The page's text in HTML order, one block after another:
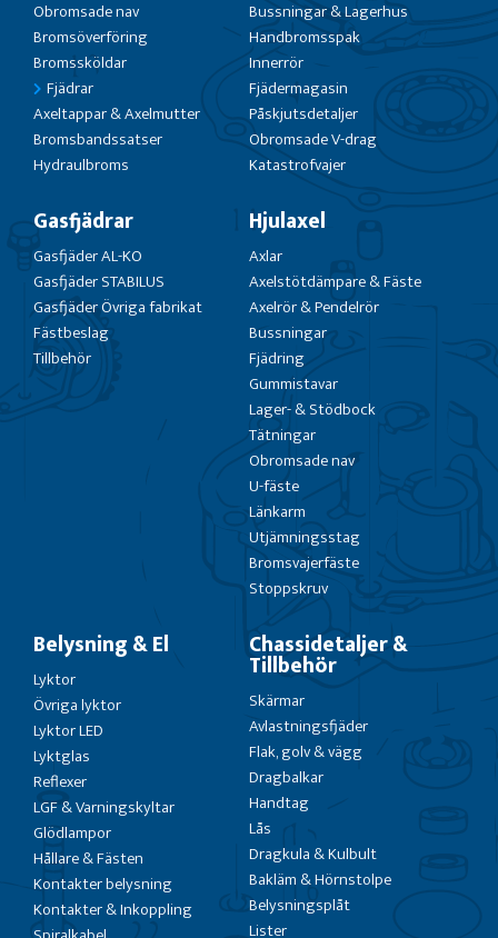
Obromsade nav
Bromsöverföring
Bromssköldar
Fjädrar
Axeltappar & Axelmutter
Bromsbandssatser
Hydraulbroms
Bussningar & Lagerhus
Handbromsspak
Innerrör
Fjädermagasin
Påskjutsdetaljer
Obromsade V-drag
Katastrofvajer
Gasfjädrar
Gasfjäder AL-KO
Gasfjäder STABILUS
Gasfjäder Övriga fabrikat
Fästbeslag
Tillbehör
Hjulaxel
Axlar
Axelstötdämpare & Fäste
Axelrör & Pendelrör
Bussningar
Fjädring
Gummistavar
Lager- & Stödbock
Tätningar
Obromsade nav
U-fäste
Länkarm
Utjämningsstag
Bromsvajerfäste
Stoppskruv
Belysning & El
Lyktor
Övriga lyktor
Lyktor LED
Lyktglas
Reflexer
LGF & Varningskyltar
Glödlampor
Hållare & Fästen
Kontakter belysning
Kontakter & Inkoppling
Chassidetaljer &
Tillbehör
Skärmar
Avlastningsfjäder
Flak, golv & vägg
Dragbalkar
Handtag
Lås
Dragkula & Kulbult
Bakläm & Hörnstolpe
Belysningsplåt
Lister